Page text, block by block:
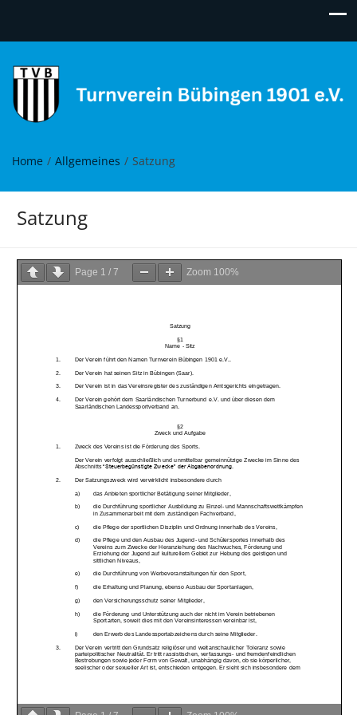
Turnverein Bübingen
Move it!
Home Allgemeines Satzung
Satzung
Page 1 / 7 Zoom 100%